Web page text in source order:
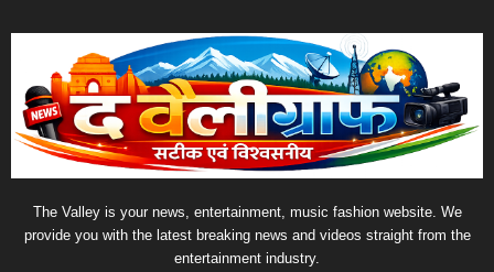
The Valley is your news, entertainment, music fashion website. We
provide you with the latest breaking news and videos straight from the
entertainment industry.